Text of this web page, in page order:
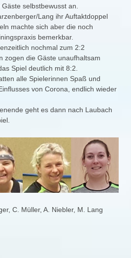
selbstbewusst an.
Lang ihr Auftaktdoppel
machte sich aber die noch
bemerkbar.
nochmal zum 2:2
zogen die Gäste unaufhaltsam
Spiel deutlich mit 8:2.
alle Spielerinnen Spaß und
von Corona, endlich wieder
geht es dann nach Laubach
C. Müller, A. Niebler, M. Lang